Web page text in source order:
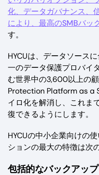
化、データガバナンス、
により、最高のSMBバッ
す。
HYCUは、データソース
一のデータ保護プロバイ
む世界中の3,600以上の
Protection Platform as a
イロ化を解消し、これま
復できるようにします。
HYCUの中小企業向けの
ションの最大の特徴は次
包括的なバックアップ